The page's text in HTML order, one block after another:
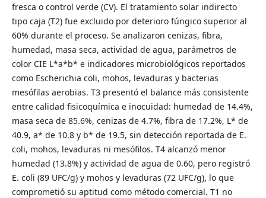
fresca o control verde (CV). El tratamiento solar indirecto
tipo caja (T2) fue excluido por deterioro fúngico superior al
60% durante el proceso. Se analizaron cenizas, fibra,
humedad, masa seca, actividad de agua, parámetros de
color CIE L*a*b* e indicadores microbiológicos reportados
como Escherichia coli, mohos, levaduras y bacterias
mesófilas aerobias. T3 presentó el balance más consistente
entre calidad fisicoquímica e inocuidad: humedad de 14.4%,
masa seca de 85.6%, cenizas de 4.7%, fibra de 17.2%, L* de
40.9, a* de 10.8 y b* de 19.5, sin detección reportada de E.
coli, mohos, levaduras ni mesófilos. T4 alcanzó menor
humedad (13.8%) y actividad de agua de 0.60, pero registró
E. coli (89 UFC/g) y mohos y levaduras (72 UFC/g), lo que
comprometió su aptitud como método comercial. T1 no